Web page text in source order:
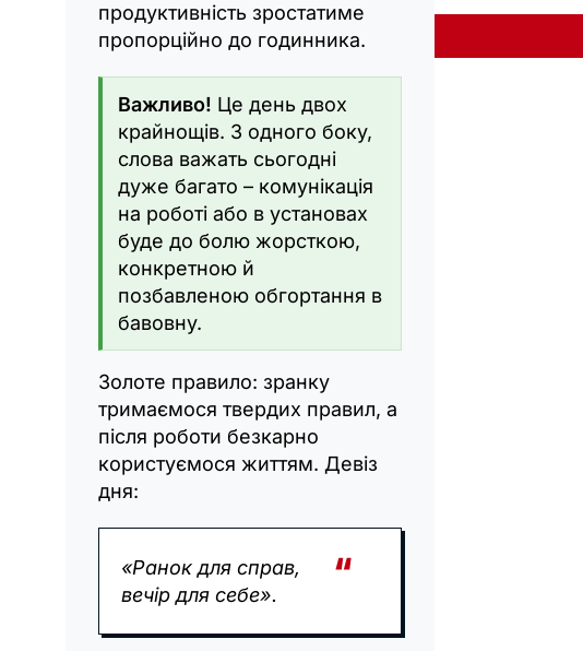
продуктивність зростатиме
пропорційно до годинника.
Важливо! Це день двох
крайнощів. З одного боку,
слова важать сьогодні
дуже багато – комунікація
на роботі або в установах
буде до болю жорсткою,
конкретною й
позбавленою обгортання в
бавовну.
Золоте правило: зранку
тримаємося твердих правил, а
після роботи безкарно
користуємося життям. Девіз
дня:
«Ранок для справ,
вечір для себе».